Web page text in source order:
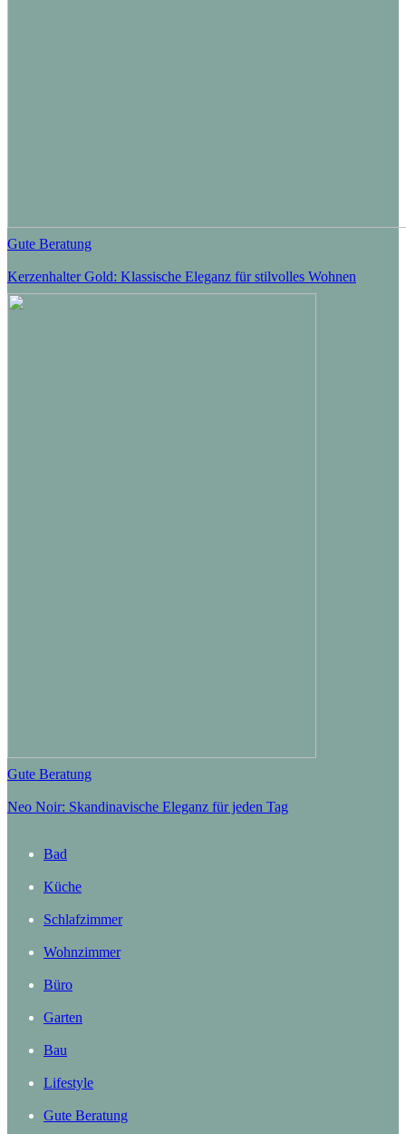
Gute Beratung
Kerzenhalter Gold: Klassische Eleganz für stilvolles Wohnen
Gute Beratung
Neo Noir: Skandinavische Eleganz für jeden Tag
Bad
Küche
Schlafzimmer
Wohnzimmer
Büro
Garten
Bau
Lifestyle
Gute Beratung